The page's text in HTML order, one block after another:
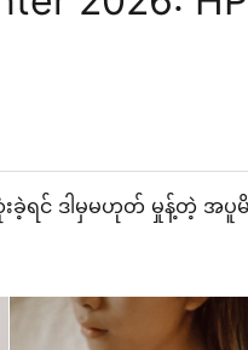
ရင် ဒါမှမဟုတ် မှုန့်တဲ့ အပူမိ